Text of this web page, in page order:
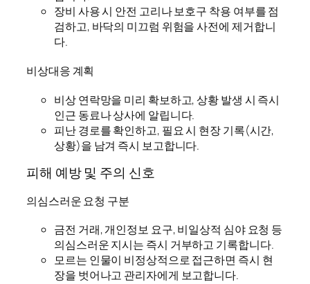
장비 사용 시 안전 고리나 보호구 착용 여부를 점
검하고, 바닥의 미끄럼 위험을 사전에 제거합니
다.
비상대응 계획
비상 연락망을 미리 확보하고, 상황 발생 시 즉시
인근 동료나 상사에 알립니다.
피난 경로를 확인하고, 필요 시 현장 기록(시간,
상황)을 남겨 즉시 보고합니다.
피해 예방 및 주의 신호
의심스러운 요청 구분
금전 거래, 개인정보 요구, 비일상적 심야 요청 등
의심스러운 지시는 즉시 거부하고 기록합니다.
모르는 인물이 비정상적으로 접근하면 즉시 현
장을 벗어나고 관리자에게 보고합니다.